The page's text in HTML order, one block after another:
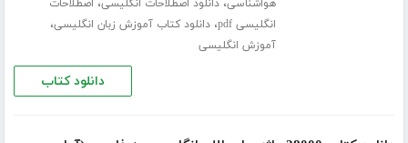
هواشناسی،دانلود اصطلاحات انگلیسی، اصطلاحات
انگلیسی pdf
،دانلود کتاب آموزش زبان انگلیسی،
آموزش انگلیسی
دانلود کتاب